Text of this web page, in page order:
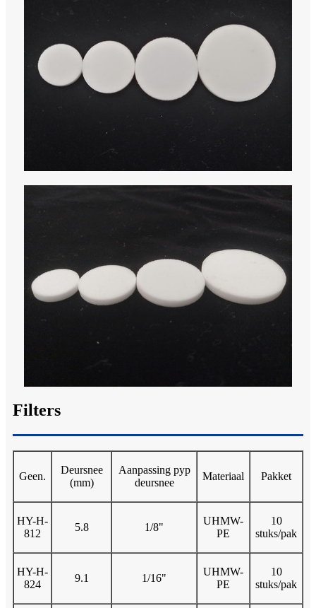
Filters
Geen.
Deursnee
(mm)
Aanpassing pyp
deursnee
Materiaal Pakket
HY-H-
812
5.8 1/8"
UHMW-
PE
10
stuks/pak
HY-H-
824
9.1 1/16"
UHMW-
PE
10
stuks/pak